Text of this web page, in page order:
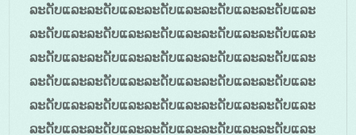
ລະດັບແລະລະດັບແລະລະດັບແລະລະດັບແລະລະດັບແລະ
ລະດັບແລະລະດັບແລະລະດັບແລະລະດັບແລະລະດັບແລະ
ລະດັບແລະລະດັບແລະລະດັບແລະລະດັບແລະລະດັບແລະ
ລະດັບແລະລະດັບແລະລະດັບແລະລະດັບແລະລະດັບແລະ
ລະດັບແລະລະດັບແລະລະດັບແລະລະດັບແລະລະດັບແລະ
ລະດັບແລະລະດັບແລະລະດັບແລະລະດັບແລະລະດັບແລະ